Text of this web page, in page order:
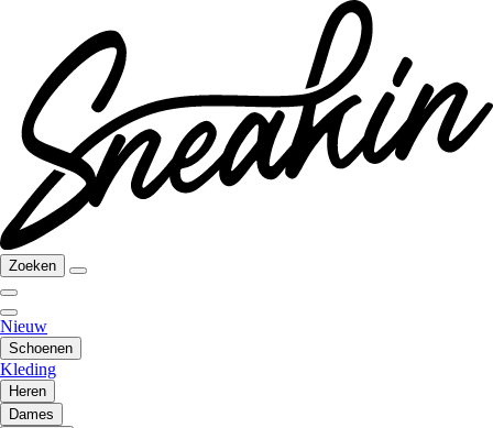
Zoeken
Nieuw
Schoenen
Kleding
Heren
Dames